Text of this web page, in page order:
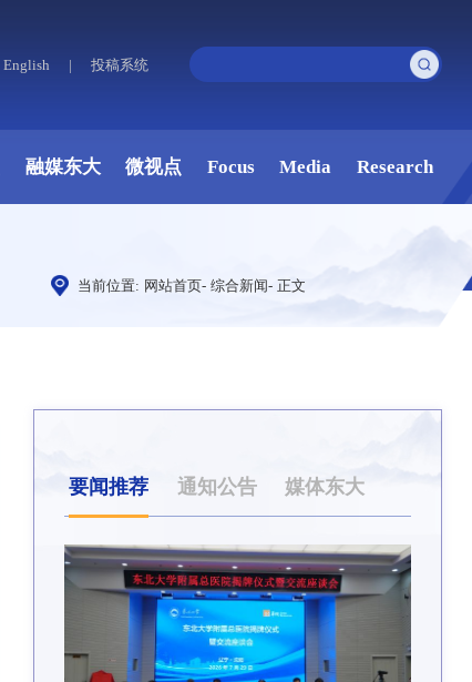
English | 投稿系统
融媒东大 微视点 Focus Media Research
当前位置: 网站首页- 综合新闻- 正文
要闻推荐 通知公告 媒体东大